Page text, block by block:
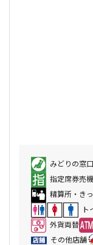
みどりの窓口
指定席券売機
精算所・き
ト
外貨両替
その他店舗